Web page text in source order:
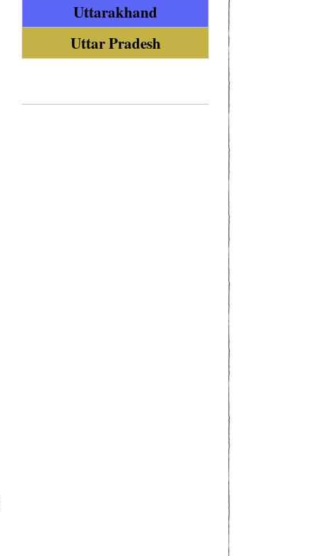
Uttarakhand
Uttar Pradesh